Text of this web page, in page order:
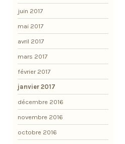
juin 2017
mai 2017
avril 2017
mars 2017
février 2017
janvier 2017
décembre 2016
novembre 2016
octobre 2016